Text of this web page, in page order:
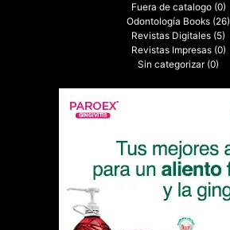
Fuera de catalogo (0)
Odontología Books (26)
Revistas Digitales (5)
Revistas Impresas (0)
Sin categorizar (0)